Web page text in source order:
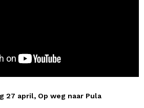
27 april, Op weg naar Pula